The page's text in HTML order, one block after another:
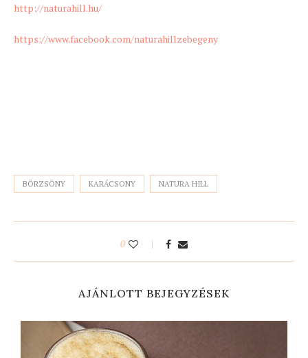
http://naturahill.hu/
https://www.facebook.com/naturahillzebegeny
BÖRZSÖNY KARÁCSONY NATURA HILL
0
AJÁNLOTT BEJEGYZÉSEK